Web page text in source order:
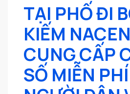
TẠI PHỐ ĐI
KIẾM
CUNG CẤP
SỐ MIỄN